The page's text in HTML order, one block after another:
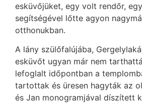
esküvőjüket, egy volt rendőr,
segítségével lőtte agyon
otthonukban.
A lány szülőfalújába,
esküvőt ugyan már nem
lefoglalt időpontban a
tartottak és üresen hagyták az
és Jan monogramjával díszített